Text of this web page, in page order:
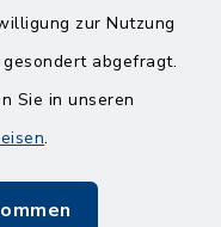
zur Nutzung
abgefragt.
Sie in unseren
.